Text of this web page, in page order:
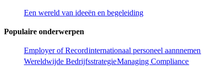
Een wereld van ideeën en begeleiding​​
Populaire onderwerpen​​
Employer of Record​​internationaal personeel aannnemen​​
Wereldwijde Bedrijfsstrategie​​Managing Compliance​​